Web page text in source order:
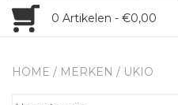
0 Artikelen - €0,00
HOME / MERKEN / UKIO